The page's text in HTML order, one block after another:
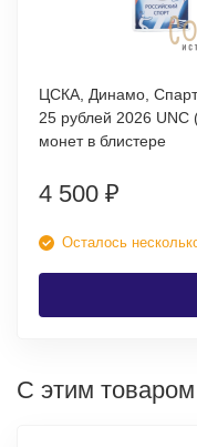
ЦСКА, Динамо,
25 рублей 2026 UNC
монет в блистере
4 500 ₽
Осталось
С этим